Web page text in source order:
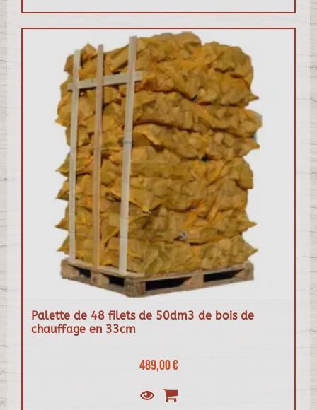
Palette de 48 filets de 50dm3 de bois de
chauffage en 33cm
489,00 €